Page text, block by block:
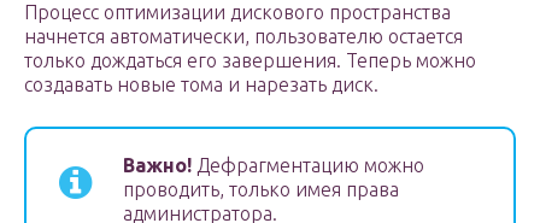
Процесс оптимизации дискового пространства
начнется автоматически, пользователю остается
только дождаться его завершения. Теперь можно
создавать новые тома и нарезать диск.
Важно! Дефрагментацию можно
проводить, только имея права
администратора.